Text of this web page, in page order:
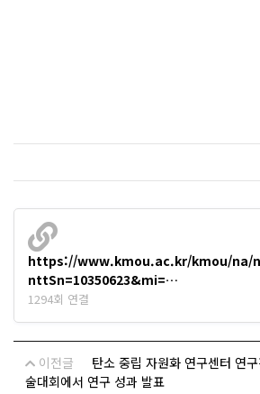
https://www.kmou.ac.kr/kmou/
nttSn=10350623&mi=…
1294회 연결
이전글
탄소 중립 자원화 연구센터 연
술대회에서 연구 성과 발표